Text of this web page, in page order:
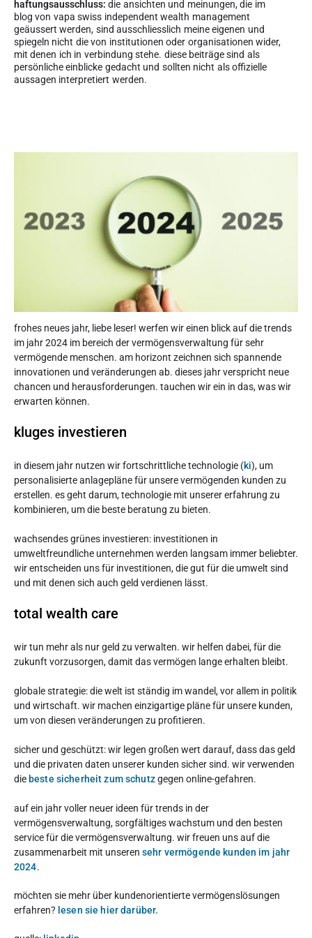
haftungsausschluss: die ansichten und meinungen, die im
blog von vapa swiss independent wealth management
geäussert werden, sind ausschliesslich meine eigenen und
spiegeln nicht die von institutionen oder organisationen wider,
mit denen ich in verbindung stehe. diese beiträge sind als
persönliche einblicke gedacht und sollten nicht als offizielle
aussagen interpretiert werden.
frohes neues jahr, liebe leser! werfen wir einen blick auf die trends
im jahr 2024 im bereich der vermögensverwaltung für sehr
vermögende menschen. am horizont zeichnen sich spannende
innovationen und veränderungen ab. dieses jahr verspricht neue
chancen und herausforderungen. tauchen wir ein in das, was wir
erwarten können.
kluges investieren
in diesem jahr nutzen wir fortschrittliche technologie (ki), um
personalisierte anlagepläne für unsere vermögenden kunden zu
erstellen. es geht darum, technologie mit unserer erfahrung zu
kombinieren, um die beste beratung zu bieten.
wachsendes grünes investieren: investitionen in
umweltfreundliche unternehmen werden langsam immer beliebter.
wir entscheiden uns für investitionen, die gut für die umwelt sind
und mit denen sich auch geld verdienen lässt.
total wealth care
wir tun mehr als nur geld zu verwalten. wir helfen dabei, für die
zukunft vorzusorgen, damit das vermögen lange erhalten bleibt.
globale strategie: die welt ist ständig im wandel, vor allem in politik
und wirtschaft. wir machen einzigartige pläne für unsere kunden,
um von diesen veränderungen zu profitieren.
sicher und geschützt: wir legen großen wert darauf, dass das geld
und die privaten daten unserer kunden sicher sind. wir verwenden
die beste sicherheit zum schutzgegen online-gefahren.
auf ein jahr voller neuer ideen für trends in der
vermögensverwaltung, sorgfältiges wachstum und den besten
service für die vermögensverwaltung. wir freuen uns auf die
zusammenarbeit mit unseren sehr vermögende kunden im jahr
2024.
möchten sie mehr über kundenorientierte vermögenslösungen
erfahren? lesen sie hier darüber.